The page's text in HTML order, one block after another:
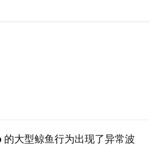
的大型鲸鱼行为出现了异常波